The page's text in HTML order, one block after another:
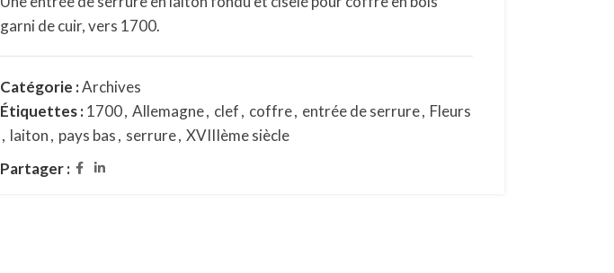
garni de cuir, vers 1700.
Catégorie :Archives
Étiquettes :1700, Allemagne, clef, coffre, entrée de serrure, Fleurs
, laiton, pays bas, serrure, XVIIIème siècle
Partager :